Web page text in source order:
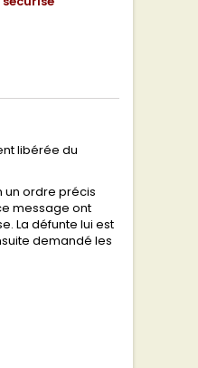
libérée du
un ordre précis
message ont
La défunte lui est
demandé les